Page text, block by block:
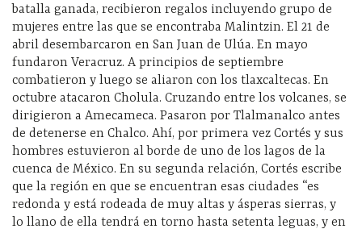
batalla ganada, recibieron regalos incluyendo grupo de
mujeres entre las que se encontraba Malintzin. El 21 de
abril desembarcaron en San Juan de Ulúa. En mayo
fundaron Veracruz. A principios de septiembre
combatieron y luego se aliaron con los tlaxcaltecas. En
octubre atacaron Cholula. Cruzando entre los volcanes, se
dirigieron a Amecameca. Pasaron por Tlalmanalco antes
de detenerse en Chalco. Ahí, por primera vez Cortés y sus
hombres estuvieron al borde de uno de los lagos de la
cuenca de México. En su segunda relación, Cortés escribe
que la región en que se encuentran esas ciudades “es
redonda y está rodeada de muy altas y ásperas sierras, y
lo llano de ella tendrá en torno hasta setenta leguas, y en